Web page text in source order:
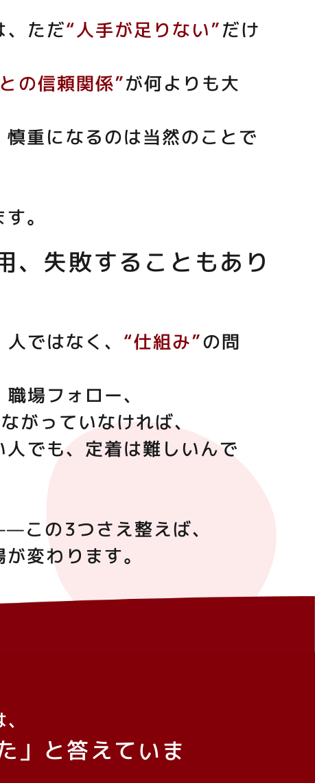
、ただ“人手が足りない”だけ
の信頼関係”が何よりも大
慎重になるのは当然のことで
。
、失敗することもあり
ではなく、 “仕組み”の問
場フォロー、
がっていなければ、
人でも、定着は難しいんで
この3つさえ整えば、
変わります。
」と答えていま